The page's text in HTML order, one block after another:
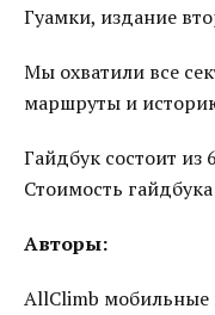
Гуамки, издание
Мы охватили все
маршруты и
Гайдбук состоит из
Стоимость
Авторы:
AllClimb мобильные